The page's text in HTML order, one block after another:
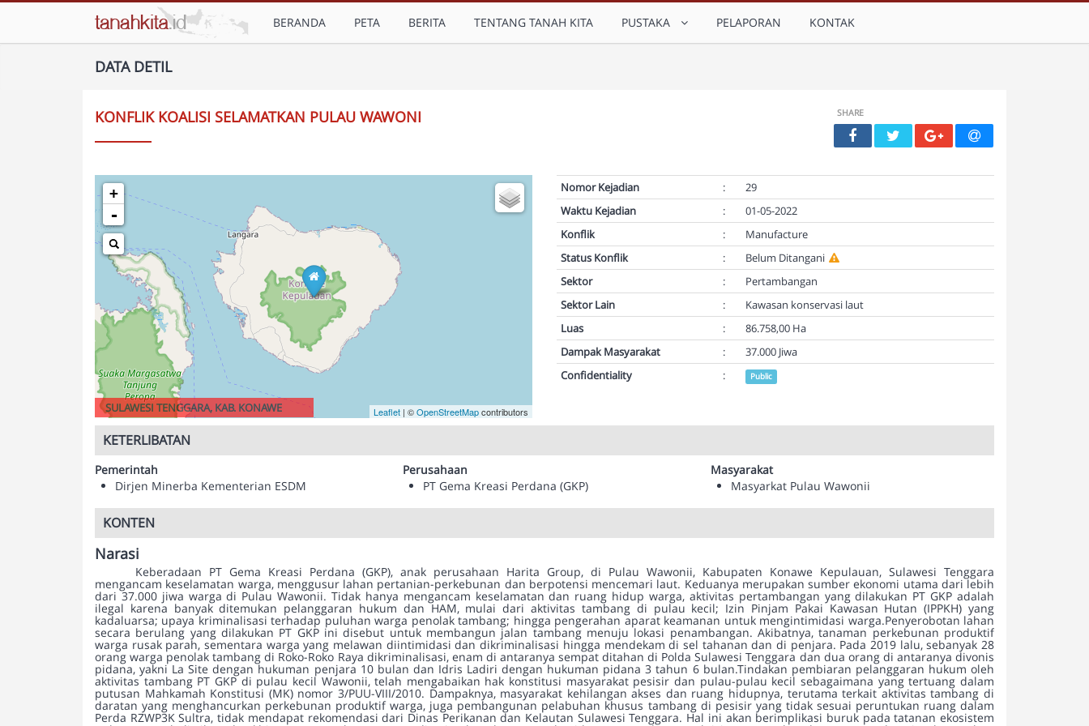
BERANDA PETA BERITA TENTANG TANAH KITA PUSTAKA PELAPORAN KONTAK
DATA DETIL
KONFLIK KOALISI SELAMATKAN PULAU WAWONI SHARE
+
-
Leaflet | ©OpenStreetMapcontributors
SULAWESI TENGGARA, KAB. KONAWE
Nomor Kejadian :
29
Waktu Kejadian
:
01-05-2022
Konflik
:
Manufacture
Status Konflik
:
Belum Ditangani
Sektor
:
Pertambangan
Sektor Lain
:
Kawasan konservasi laut
Luas
:
86.758,00 Ha
Dampak Masyarakat
:
37.000 Jiwa
Confidentiality
: Public
KETERLIBATAN
Pemerintah
Dirjen Minerba Kementerian ESDM
Perusahaan
PT Gema Kreasi Perdana (GKP)
Masyarakat
Masyarkat Pulau Wawonii
KONTEN
Narasi
Keberadaan PT Gema Kreasi Perdana (GKP), anak perusahaan Harita Group, di Pulau Wawonii, Kabupaten Konawe Kepulauan, Sulawesi Tenggara
mengancam keselamatan warga, menggusur lahan pertanian-perkebunan dan berpotensi mencemari laut. Keduanya merupakan sumber ekonomi utama dari lebih
dari 37.000 jiwa warga di Pulau Wawonii. Tidak hanya mengancam keselamatan dan ruang hidup warga, aktivitas pertambangan yang dilakukan PT GKP adalah
ilegal karena banyak ditemukan pelanggaran hukum dan HAM, mulai dari aktivitas tambang di pulau kecil; Izin Pinjam Pakai Kawasan Hutan (IPPKH) yang
kadaluarsa; upaya kriminalisasi terhadap puluhan warga penolak tambang; hingga pengerahan aparat keamanan untuk mengintimidasi warga.Penyerobotan lahan
secara berulang yang dilakukan PT GKP ini disebut untuk membangun jalan tambang menuju lokasi penambangan. Akibatnya, tanaman perkebunan produktif
warga rusak parah, sementara warga yang melawan diintimidasi dan dikriminalisasi hingga mendekam di sel tahanan dan di penjara. Pada 2019 lalu, sebanyak 28
orang warga penolak tambang di Roko-Roko Raya dikriminalisasi, enam di antaranya sempat ditahan di Polda Sulawesi Tenggara dan dua orang di antaranya divonis
pidana, yakni La Site dengan hukuman penjara 10 bulan dan Idris Ladiri dengan hukuman pidana 3 tahun 6 bulan.Tindakan pembiaran pelanggaran hukum oleh
aktivitas tambang PT GKP di pulau kecil Wawonii, telah mengabaikan hak konstitusi masyarakat pesisir dan pulau-pulau kecil sebagaimana yang tertuang dalam
putusan Mahkamah Konstitusi (MK) nomor 3/PUU-VIII/2010. Dampaknya, masyarakat kehilangan akses dan ruang hidupnya, terutama terkait aktivitas tambang di
daratan yang menghancurkan perkebunan produktif warga, juga pembangunan pelabuhan khusus tambang di pesisir yang tidak sesuai peruntukan ruang dalam
Perda RZWP3K Sultra, tidak mendapat rekomendasi dari Dinas Perikanan dan Kelautan Sulawesi Tenggara. Hal ini akan berimplikasi buruk pada tatanan ekosistem